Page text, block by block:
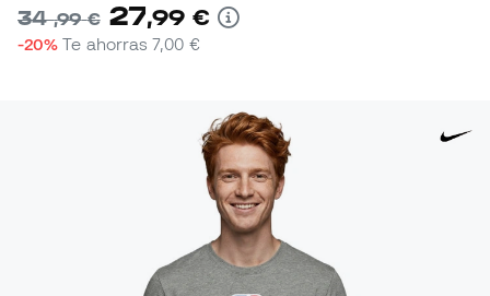
34,99 € 27,99 €
-20% Te ahorras7,00 €